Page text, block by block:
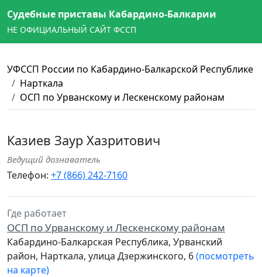
Судебные приставы Кабардино-Балкарии
НЕ ОФИЦИАЛЬНЫЙ САЙТ ФССП
УФССП России по Кабардино-Балкарской Республике
Нарткала
ОСП по Урванскому и Лескенскому районам
Казиев Заур Хазритович
Ведущий дознаватель
Телефон: +7 (866) 242-7160
Где работает
ОСП по Урванскому и Лескенскому районам
Кабардино-Балкарская Республика, Урванский
район, Нарткала, улица Дзержинского, 6(посмотреть
на карте)